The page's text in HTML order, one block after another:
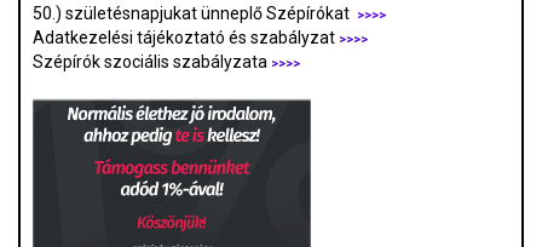
50.) születésnapjukat ünneplő Szépírókat
>>>>
Adatkezelési tájékoztató és szabályzat >>>>
Szépírók szociális szabályzata >>>>